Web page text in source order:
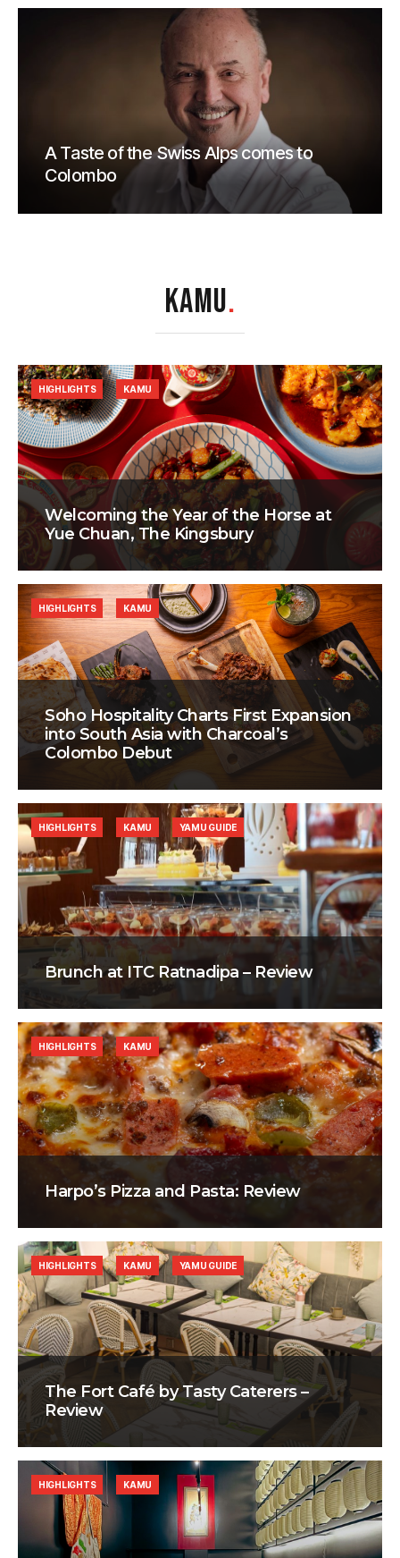
A Taste of the Swiss Alps comes to
Colombo
KAMU.
Welcoming the Year of the Horse at
Yue Chuan, The Kingsbury
HIGHLIGHTS KAMU
Soho Hospitality Charts First Expansion
into South Asia with Charcoal’s
Colombo Debut
HIGHLIGHTS KAMU
Brunch at ITC Ratnadipa – Review
HIGHLIGHTS KAMU YAMU GUIDE
Harpo’s Pizza and Pasta: Review
HIGHLIGHTS KAMU
The Fort Café by Tasty Caterers –
Review
HIGHLIGHTS KAMU YAMU GUIDE
HIGHLIGHTS KAMU